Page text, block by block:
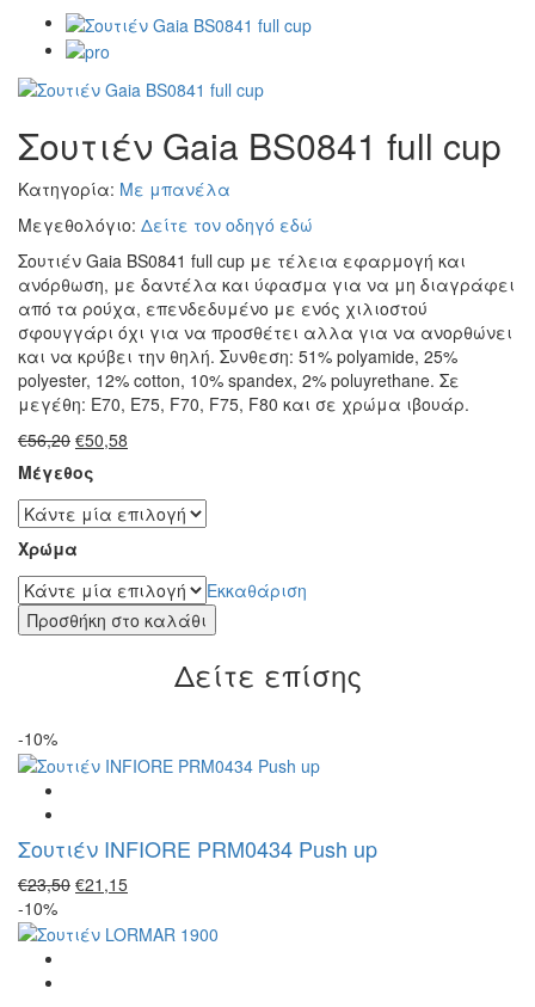
Σουτιέν Gaia BS0841 full cup
Κατηγορία: Με μπανέλα
Μεγεθολόγιο: Δείτε τον οδηγό εδώ
Σουτιέν Gaia BS0841 full cup με τέλεια εφαρμογή και
ανόρθωση, με δαντέλα και ύφασμα για να μη διαγράφει
από τα ρούχα, επενδεδυμένο με ενός χιλιοστού
σφουγγάρι όχι για να προσθέτει αλλα για να ανορθώνει
και να κρύβει την θηλή. Συνθεση: 51% polyamide, 25%
polyester, 12% cotton, 10% spandex, 2% poluyrethane. Σε
μεγέθη: E70, E75, F70, F75, F80 και σε χρώμα ιβουάρ.
€56,20 Original
was:
€56,20.
€50,58
είναι:
€50,58.
Μέγεθος
Χρώμα
Εκκαθάριση
Σουτιέν
Gaia
ποσότητα
Προσθήκη στο καλάθι
Δείτε επίσης
-10%
Σουτιέν INFIORE PRM0434 Push up
€23,50 Original
was:
€21,15Η
τιμή
-10%